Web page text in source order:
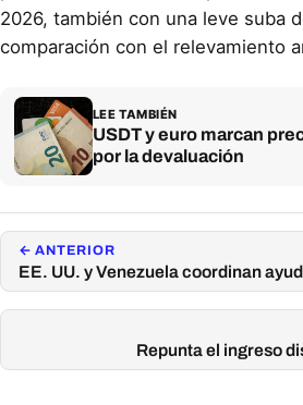
2026, también con una leve suba
comparación con el relevamiento
LEE TAMBIÉN
USDT y euro marcan
por la devaluación
← ANTERIOR
EE. UU. y Venezuela coordinan
Repunta el ingreso